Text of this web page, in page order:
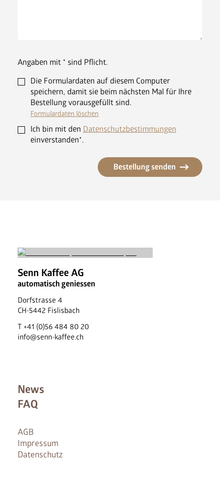
Angaben mit * sind Pflicht.
Die Formulardaten auf diesem Computer
speichern, damit sie beim nächsten Mal für Ihre
Bestellung vorausgefüllt sind.
Formulardaten löschen
Ich bin mit den Datenschutzbestimmungen
einverstanden*.
Bestellung senden
News
FAQ
AGB
Impressum
Datenschutz
Senn Kaffee AG
automatisch geniessen
Dorfstrasse 4
CH-5442 Fislisbach
T +41 (0)56 484 80 20
info@senn-kaffee.ch